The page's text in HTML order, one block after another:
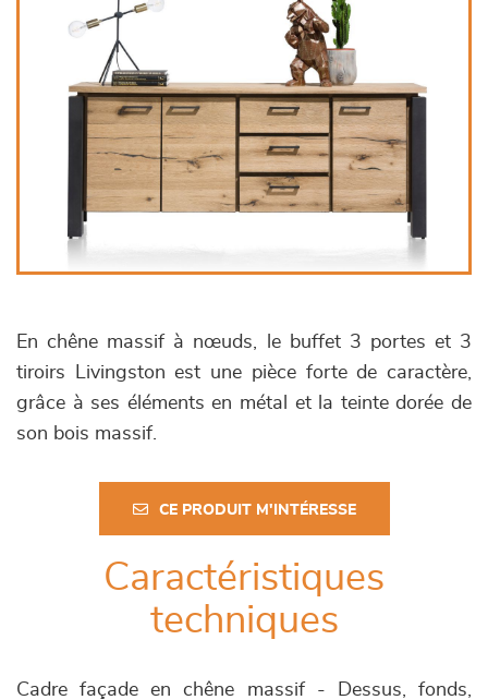
En chêne massif à nœuds, le buffet 3 portes et 3
tiroirs Livingston est une pièce forte de caractère,
grâce à ses éléments en métal et la teinte dorée de
son bois massif.
CE PRODUIT M'INTÉRESSE
Caractéristiques
techniques
Cadre façade en chêne massif - Dessus, fonds,